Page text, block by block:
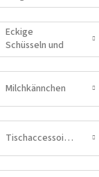
Eckige
Schüsseln und
Schalen
Milchkännchen
Tischaccessoires